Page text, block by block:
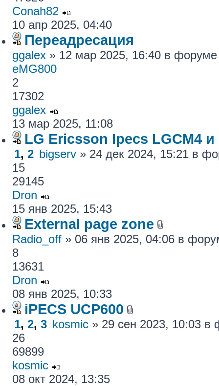
Conah82
10 апр 2025, 04:40
Переадресация
ggalex » 12 мар 2025, 16:40 в
eMG800
2
17302
ggalex
13 мар 2025, 11:08
LG Ericsson Ipecs LGCM4 и
1, 2 bigserv » 24 дек 2024, 15:21 в
15
29145
Dron
15 янв 2025, 15:43
External page zone
Radio_off » 06 янв 2025, 04:06 в
8
13631
Dron
08 янв 2025, 10:33
iPECS UCP600
1, 2, 3 kosmic » 29 сен 2023, 10:03
26
69899
kosmic
08 окт 2024, 13:35